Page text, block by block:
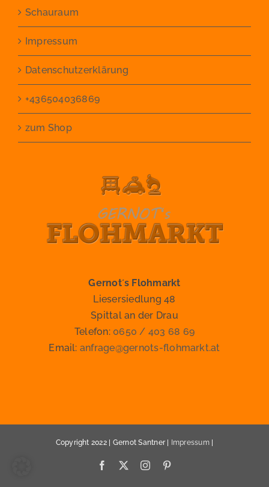
Schauraum
Impressum
Datenschutzerklärung
+436504036869
zum Shop
Gernot´s Flohmarkt
Liesersiedlung 48
Spittal an der Drau
Telefon: 0650 / 403 68 69
Email: anfrage@gernots-flohmarkt.at
Copyright 2022 | Gernot Santner | Impressum|
Facebook Instagram